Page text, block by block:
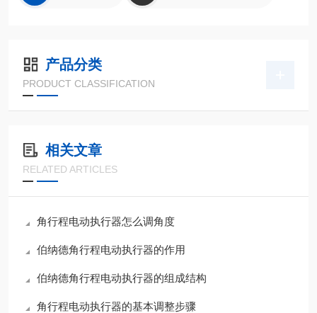
产品分类
PRODUCT CLASSIFICATION
相关文章
RELATED ARTICLES
角行程电动执行器怎么调角度
伯纳德角行程电动执行器的作用
伯纳德角行程电动执行器的组成结构
角行程电动执行器的基本调整步骤